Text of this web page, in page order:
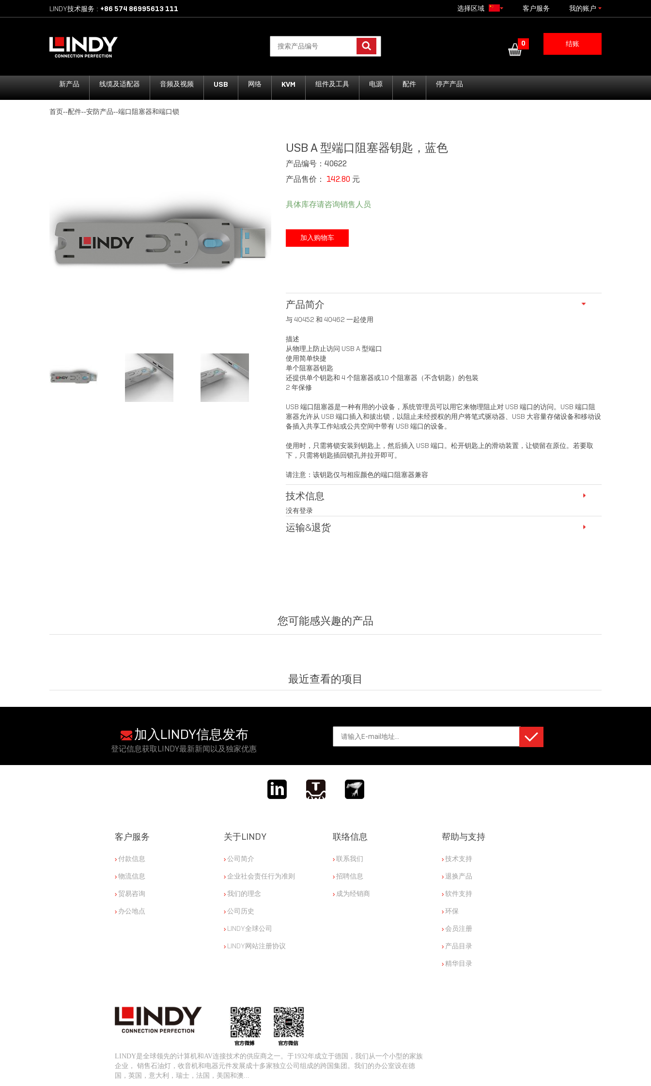
LINDY技术服务 : +86 574 86995613 111 选择区域 客户服务 我的账户
0 结账
新产品 线缆及适配器 音频及视频 USB 网络 KVM 组件及工具 电源 配件 停产产品
首页--配件--安防产品--端口阻塞器和端口锁
USB A 型端口阻塞器钥匙，蓝色
产品编号：40622
产品售价： 142.80 元
具体库存请咨询销售人员
加入购物车
产品简介
与 40452 和 40462 一起使用
描述
从物理上防止访问 USB A 型端口
使用简单快捷
单个阻塞器钥匙
还提供单个钥匙和 4 个阻塞器或10 个阻塞器（不含钥匙）的包装
2 年保修
USB 端口阻塞器是一种有用的小设备，系统管理员可以用它来物理阻止对 USB 端口的访问。USB 端口阻
塞器允许从 USB 端口插入和拔出锁，以阻止未经授权的用户将笔式驱动器、USB 大容量存储设备和移动设
备插入共享工作站或公共空间中带有 USB 端口的设备。
使用时，只需将锁安装到钥匙上，然后插入 USB 端口。松开钥匙上的滑动装置，让锁留在原位。若要取
下，只需将钥匙插回锁孔并拉开即可。
请注意：该钥匙仅与相应颜色的端口阻塞器兼容
技术信息
没有登录
运输&退货
您可能感兴趣的产品
最近查看的项目
加入LINDY信息发布
登记信息获取LINDY最新新闻以及独家优惠
客户服务
付款信息
物流信息
贸易咨询
办公地点
关于LINDY
公司简介
企业社会责任行为准则
我们的理念
公司历史
LINDY全球公司
LINDY网站注册协议
联络信息
联系我们
招聘信息
成为经销商
帮助与支持
技术支持
退换产品
软件支持
环保
会员注册
产品目录
精华目录
LINDY是全球领先的计算机和AV连接技术的供应商之一。于1932年成立于德国，我们从一个小型的家族
企业， 销售石油灯，收音机和电器元件发展成十多家独立公司组成的跨国集团。我们的办公室设在德
国，英国，意大利，瑞士，法国，美国和澳...